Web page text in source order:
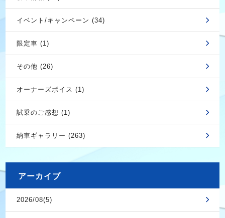
イベント/キャンペーン (34)
限定車 (1)
その他 (26)
オーナーズボイス (1)
試乗のご感想 (1)
納車ギャラリー (263)
アーカイブ
2026/08(5)